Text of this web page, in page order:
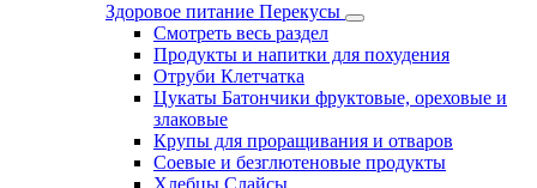
Здоровое питание Перекусы
Смотреть весь раздел
Продукты и напитки для похудения
Отруби Клетчатка
Цукаты Батончики фруктовые, ореховые и
злаковые
Крупы для проращивания и отваров
Соевые и безглютеновые продукты
Хлебцы Слайсы